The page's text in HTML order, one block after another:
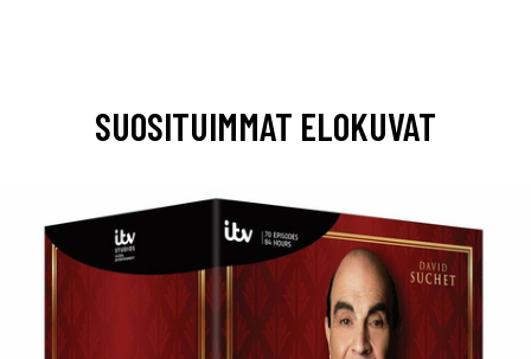
SUOSITUIMMAT ELOKUVAT